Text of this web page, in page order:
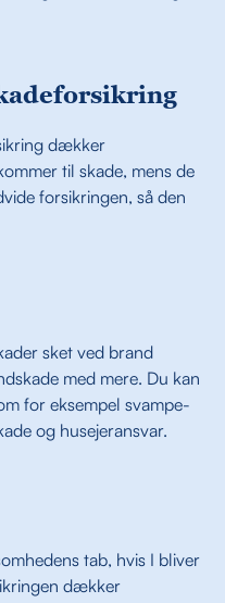
dækker
til skade, mens de
forsikringen, så den
sket ved brand
med mere. Du kan
for eksempel svampe-
og husejeransvar.
tab, hvis I bliver
dækker